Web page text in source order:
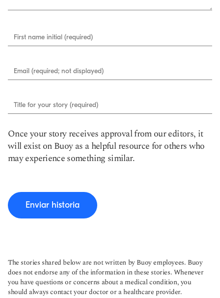
First name initial (required)
Email (required; not displayed)
Title for your story (required)
Once your story receives approval from our editors, it
will exist on Buoy as a helpful resource for others who
may experience something similar.
Enviar historia
The stories shared below are not written by Buoy employees. Buoy
does not endorse any of the information in these stories. Whenever
you have questions or concerns about a medical condition, you
should always contact your doctor or a healthcare provider.